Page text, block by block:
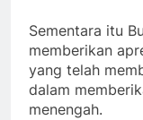
Sementara itu
memberikan
yang telah
dalam
menengah.